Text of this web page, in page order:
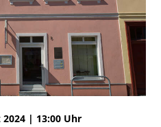
2024 | 13:00 Uhr